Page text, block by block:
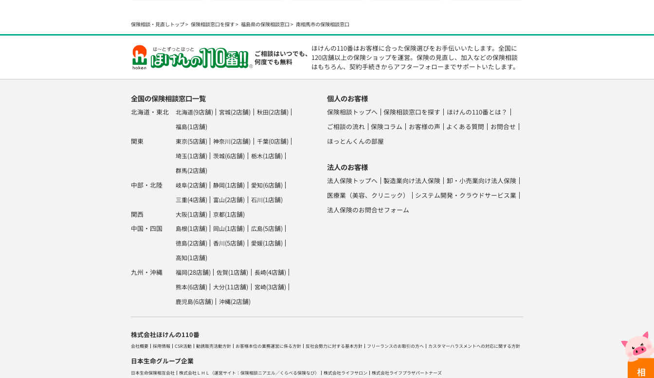
保険相談・見直しトップ 保険相談窓口を探す 福島県の保険相談窓口 南相馬市の保険相談窓口
ご相談はいつでも、
何度でも無料
ほけんの110番はお客様に合った保険選びをお手伝いいたします。全国に
120店舗以上の保険ショップを運営。保険の見直し、加入などの保険相談
はもちろん、契約手続きからアフターフォローまでサポートいたします。
全国の保険相談窓口一覧
北海道・東北 北海道(9店舗) 宮城(2店舗) 秋田(2店舗)
福島(1店舗)
関東
東京(5店舗) 神奈川(2店舗) 千葉(0店舗)
埼玉(1店舗) 茨城(6店舗) 栃木(1店舗)
群馬(2店舗)
中部・北陸
岐阜(2店舗) 静岡(1店舗) 愛知(6店舗)
三重(4店舗) 富山(2店舗) 石川(1店舗)
関西
大阪(1店舗) 京都(1店舗)
中国・四国
島根(1店舗) 岡山(1店舗) 広島(5店舗)
徳島(2店舗) 香川(5店舗) 愛媛(1店舗)
高知(1店舗)
九州・沖縄
福岡(28店舗) 佐賀(1店舗) 長崎(4店舗)
熊本(6店舗) 大分(11店舗) 宮崎(3店舗)
鹿児島(6店舗) 沖縄(2店舗)
個人のお客様
保険相談トップへ 保険相談窓口を探す
ほけんの110番とは？
ご相談の流れ
保険コラム お客様の声 よくある質問
お問合せ
ほっとんくんの部屋
法人のお客様
法人保険トップへ 製造業向け法人保険
卸・小売業向け法人保険
医療業（美容、クリニック）
システム開発・クラウドサービス業
法人保険のお問合せフォーム
株式会社ほけんの110番
会社概要 採用情報 CSR活動 勧誘販売活動方針 お客様本位の業務運営に係る方針 反社会勢力に対する基本方針 フリーランスのお取引の方へ カスタマーハラスメントへの対応に関する方針
日本生命グループ企業
日本生命保険相互会社 株式会社ＬＨＬ （運営サイト： 保険相談ニアエル／くらべる保険なび） 株式会社ライフサロン 株式会社ライフプラザパートナーズ